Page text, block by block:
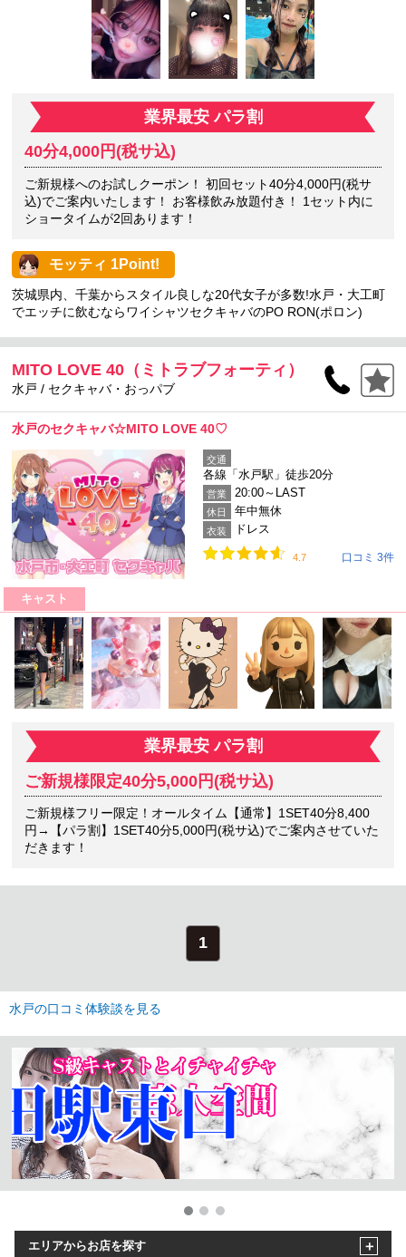
業界最安 パラ割
40分4,000円(税サ込)
ご新規様へのお試しクーポン！ 初回セット40分4,000円(税サ
込)でご案内いたします！ お客様飲み放題付き！ 1セット内に
ショータイムが2回あります！
モッティ 1Point!
茨城県内、千葉からスタイル良しな20代女子が多数!水戸・大工町
でエッチに飲むならワイシャツセクキャバのPO RON(ポロン)
MITO LOVE 40（ミトラブフォーティ）
水戸 / セクキャバ・おっパブ
水戸のセクキャバ☆MITO LOVE 40♡
交通
各線「水戸駅」徒歩20分
営業 20:00～LAST
休日 年中無休
衣装 ドレス
4.7 口コミ 3件
キャスト
業界最安 パラ割
ご新規様限定40分5,000円(税サ込)
ご新規様フリー限定！オールタイム【通常】1SET40分8,400
円→【パラ割】1SET40分5,000円(税サ込)でご案内させていた
だきます！
1
水戸の口コミ体験談を見る
エリアからお店を探す